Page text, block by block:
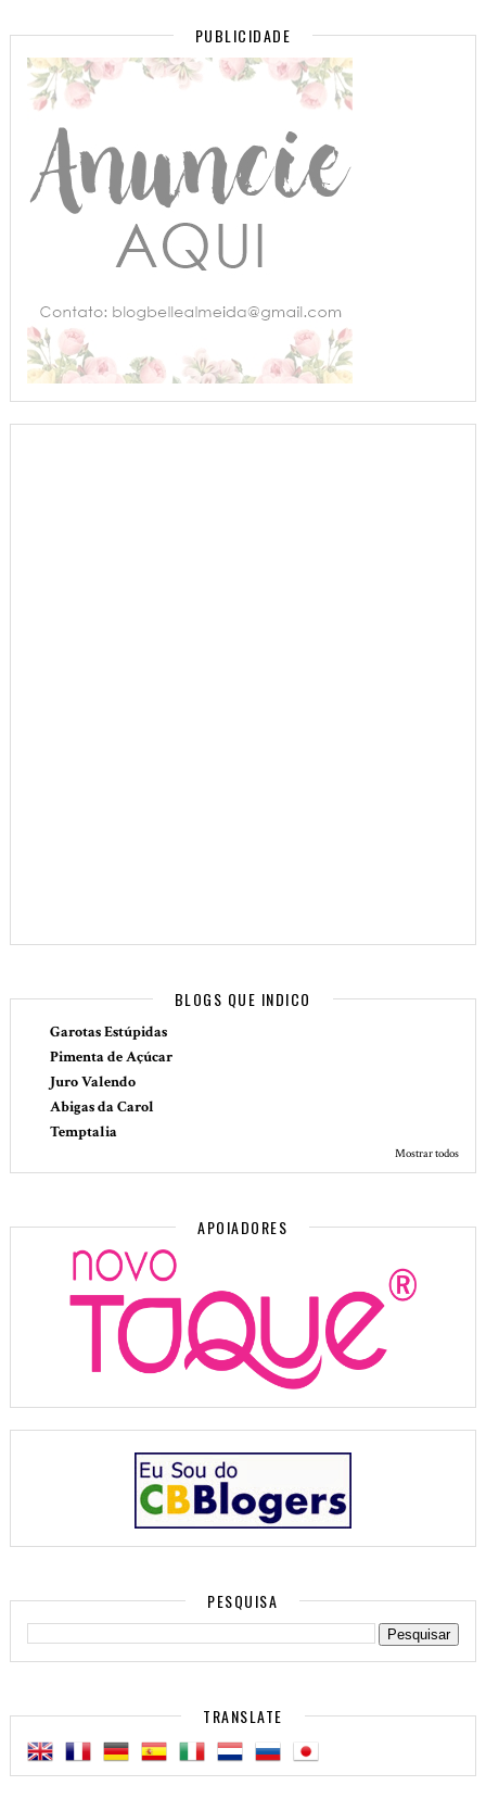
PUBLICIDADE
BLOGS QUE INDICO
Garotas Estúpidas
Pimenta de Açúcar
Juro Valendo
Abigas da Carol
Temptalia
Mostrar todos
APOIADORES
PESQUISA
TRANSLATE